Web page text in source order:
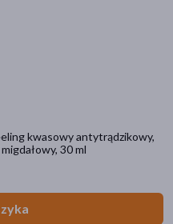
kwasowy antytrądzikowy,
30 ml